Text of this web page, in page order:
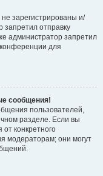
зарегистрированы и/
отправку
администратор запретил
для
сообщения!
пользователей,
разделе. Если вы
конкретного
модераторам; они могут